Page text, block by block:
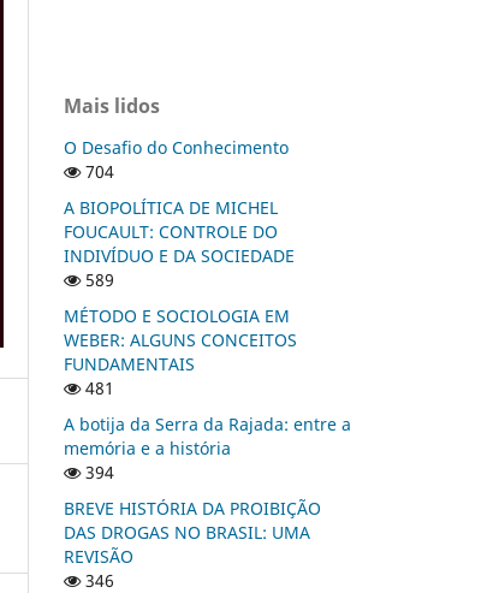
Mais lidos
O Desafio do Conhecimento
704
A BIOPOLÍTICA DE MICHEL
FOUCAULT: CONTROLE DO
INDIVÍDUO E DA SOCIEDADE
589
MÉTODO E SOCIOLOGIA EM
WEBER: ALGUNS CONCEITOS
FUNDAMENTAIS
481
A botija da Serra da Rajada: entre a
memória e a história
394
BREVE HISTÓRIA DA PROIBIÇÃO
DAS DROGAS NO BRASIL: UMA
REVISÃO
346